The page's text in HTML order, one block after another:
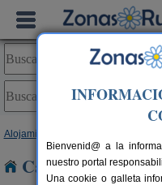
Alojamientos
Casas Rurales
Bienvenid@ a la
nuestro portal
Una cookie o galleta